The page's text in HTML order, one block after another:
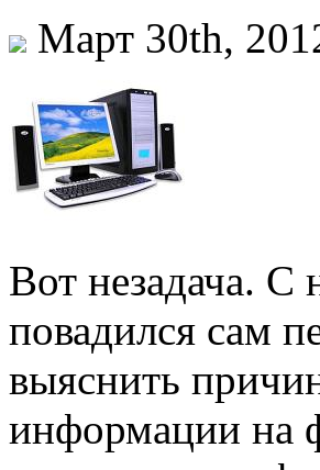
Март 30th,
Вот незадача.
повадился сам
выяснить
информации на